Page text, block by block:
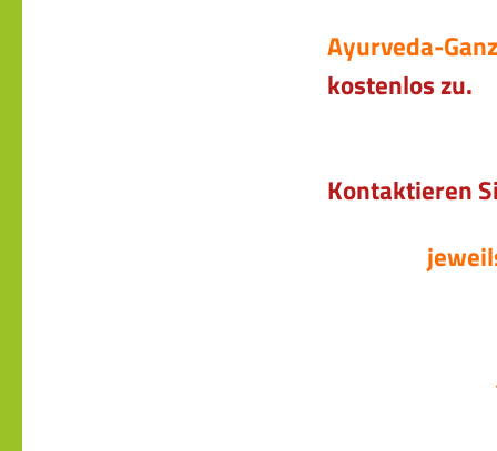
kostenlos zu.
Kontaktieren